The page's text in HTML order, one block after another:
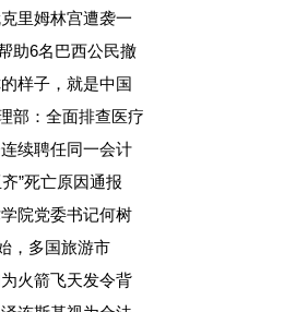
里姆林宫遭袭一
助6名巴西公民撤
样子，就是中国
部：全面排查医疗
续聘任同一会计
”死亡原因通报
院党委书记何树
，多国旅游市
火箭飞天发令背